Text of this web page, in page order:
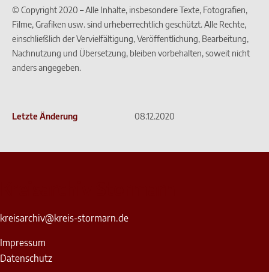
© Copyright 2020 – Alle Inhalte, insbesondere Texte, Fotografien,
Filme, Grafiken usw. sind urheberrechtlich geschützt. Alle Rechte,
einschließlich der Vervielfältigung, Veröffentlichung, Bearbeitung,
Nachnutzung und Übersetzung, bleiben vorbehalten, soweit nicht
anders angegeben.
Letzte Änderung 08.12.2020
kreisarchiv@kreis-stormarn.de
Impressum
Datenschutz